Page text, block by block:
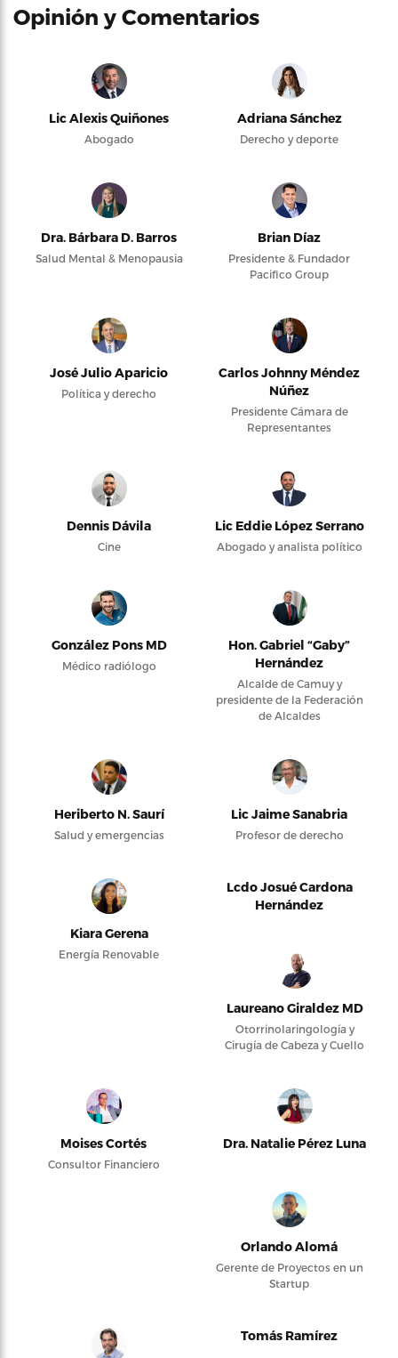
Opinión y Comentarios
Lic Alexis Quiñones
Abogado
Adriana Sánchez
Derecho y deporte
Dra. Bárbara D. Barros
Salud Mental & Menopausia
Brian Díaz
Presidente & Fundador
Pacifico Group
José Julio Aparicio
Política y derecho
Carlos Johnny Méndez
Núñez
Presidente Cámara de
Representantes
Dennis Dávila
Cine
Lic Eddie López Serrano
Abogado y analista político
González Pons MD
Médico radiólogo
Hon. Gabriel “Gaby”
Hernández
Alcalde de Camuy y
presidente de la Federación
de Alcaldes
Heriberto N. Saurí
Salud y emergencias
Lic Jaime Sanabria
Profesor de derecho
Kiara Gerena
Energía Renovable
Lcdo Josué Cardona
Hernández
Laureano Giraldez MD
Otorrinolaringología y
Cirugía de Cabeza y Cuello
Moises Cortés
Consultor Financiero
Dra. Natalie Pérez Luna
Orlando Alomá
Gerente de Proyectos en un
Startup
Tomás Ramírez